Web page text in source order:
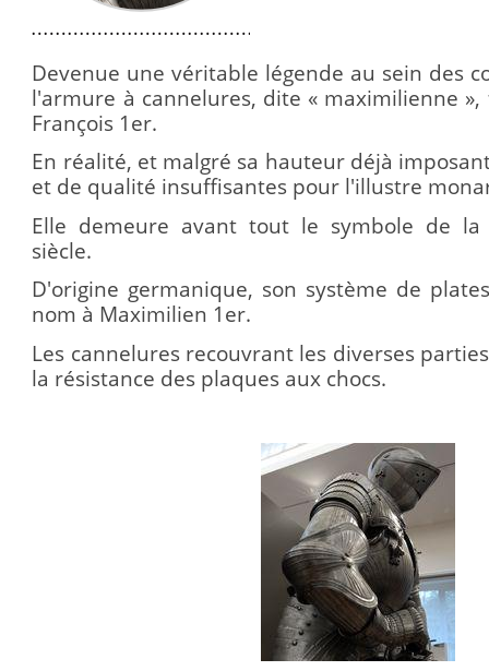
Devenue une véritable légende au sein des
l'armure à cannelures, dite « maximilienne
François 1er.
En réalité, et malgré sa hauteur déjà
et de qualité insuffisantes pour l'illustre
Elle demeure avant tout le symbole de la
siècle.
D'origine germanique, son système de
nom à Maximilien 1er.
Les cannelures recouvrant les diverses
la résistance des plaques aux chocs.